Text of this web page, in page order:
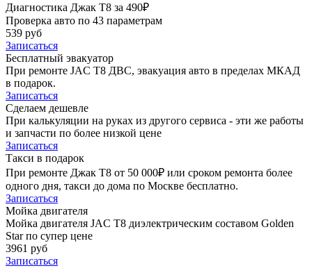
Диагностика Джак Т8 за 490₽
Проверка авто по 43 параметрам
539 руб
Записаться
Бесплатный эвакуатор
При ремонте JAC T8 ДВС, эвакуация авто в пределах МКАД
в подарок.
Записаться
Сделаем дешевле
При калькуляции на руках из другого сервиса - эти же работы
и запчасти по более низкой цене
Записаться
Такси в подарок
При ремонте Джак Т8 от 50 000₽ или сроком ремонта более
одного дня, такси до дома по Москве бесплатно.
Записаться
Мойка двигателя
Мойка двигателя JAC T8 диэлектрическим составом Golden
Star по супер цене
3961 руб
Записаться